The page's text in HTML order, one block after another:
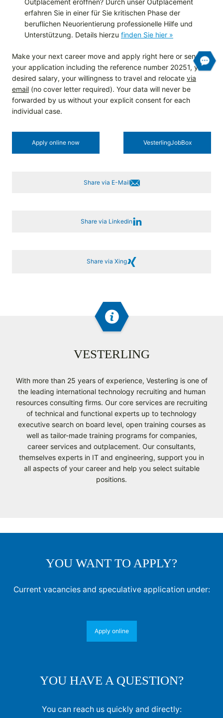
Outplacement eröffnen? Durch unser Outplacement
erfahren Sie in einer für Sie kritischen Phase der
beruflichen Neuorientierung professionelle Hilfe und
Unterstützung. Details hierzu finden Sie hier »
Make your next career move and apply right here or send us
your application including the reference number 20251, your
desired salary, your willingness to travel and relocate via
email (no cover letter required). Your data will never be
forwarded by us without your explicit consent for each
individual case.
Apply online now Vesterling­JobBox
Share via E-Mail
Share via Linkedin
Share via Xing
VESTERLING
With more than 25 years of experience, Vesterling is one of
the leading international technology recruiting and human
resources consulting firms. Our core services are recruiting
of technical and functional experts up to technology
executive search on board level, open training courses as
well as tailor-made training programs for companies,
career services and outplacement. Our consultants,
themselves experts in IT and engineering, support you in
all aspects of your career and help you select suitable
positions.
YOU WANT TO APPLY?
Current vacancies and speculative application under:
Apply online
YOU HAVE A QUESTION?
You can reach us quickly and directly: